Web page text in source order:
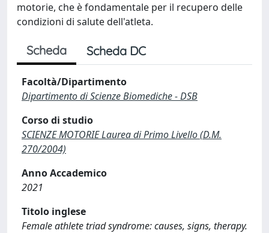
motorie, che è fondamentale per il recupero delle
condizioni di salute dell'atleta.
Scheda Scheda DC
Facoltà/Dipartimento
Dipartimento di Scienze Biomediche - DSB
Corso di studio
SCIENZE MOTORIE Laurea di Primo Livello (D.M.
270/2004)
Anno Accademico
2021
Titolo inglese
Female athlete triad syndrome: causes, signs, therapy.